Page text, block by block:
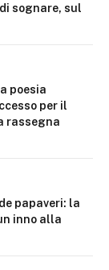
sognare, sul
poesia
per il
rassegna
papaveri: la
inno alla